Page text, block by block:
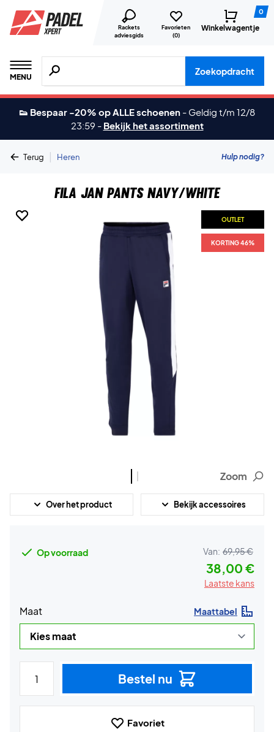
Rackets
adviesgids
Favorieten
(0)
0
Winkelwagentje
MENU
Zoeken naar producten, merken etc.
Zoekopdracht
👟 Bespaar -20% op ALLE schoenen - Geldig t/m 12/8
23:59 - Bekijk het assortiment
Terug | Heren Hulp nodig?
Fila Jan Pants Navy/White
OUTLET
KORTING 46%
OUTLET
KORTING 46%
Zoom
Over het product Bekijk accessoires
Op voorraad Van: 69,95 €
38,00 €
Laatste kans
Maat Maattabel
Bestel nu
Favoriet